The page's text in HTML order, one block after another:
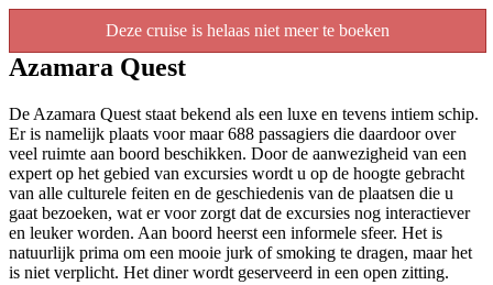
Deze cruise is helaas niet meer te boeken
Azamara Quest
De Azamara Quest staat bekend als een luxe en tevens intiem schip.
Er is namelijk plaats voor maar 688 passagiers die daardoor over
veel ruimte aan boord beschikken. Door de aanwezigheid van een
expert op het gebied van excursies wordt u op de hoogte gebracht
van alle culturele feiten en de geschiedenis van de plaatsen die u
gaat bezoeken, wat er voor zorgt dat de excursies nog interactiever
en leuker worden. Aan boord heerst een informele sfeer. Het is
natuurlijk prima om een mooie jurk of smoking te dragen, maar het
is niet verplicht. Het diner wordt geserveerd in een open zitting.